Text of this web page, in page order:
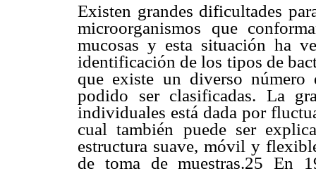
Existen grandes dificultades
microorganismos que
mucosas y esta situación ha
identificación de los tipos de
que existe un diverso número
podido ser clasificadas. La
individuales está dada por
cual también puede ser
estructura suave, móvil y
de toma de muestras.25 En